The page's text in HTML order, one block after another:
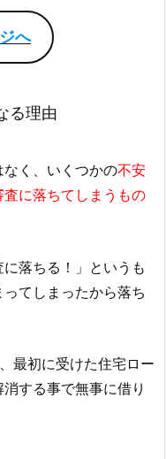
へ
る理由
く、いくつかの不安
に落ちてしまうもの
に落ちる！」というも
てしまったから落ち
最初に受けた住宅ロー
する事で無事に借り